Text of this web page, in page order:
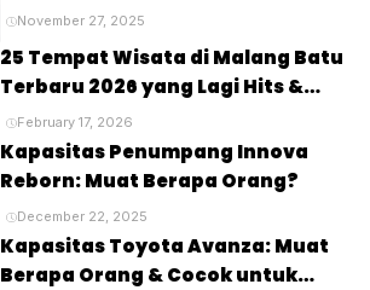
Kenyamanan Penumpang
November 27, 2025
25 Tempat Wisata di Malang Batu
Terbaru 2026 yang Lagi Hits &
Viral
February 17, 2026
Kapasitas Penumpang Innova
Reborn: Muat Berapa Orang?
December 22, 2025
Kapasitas Toyota Avanza: Muat
Berapa Orang & Cocok untuk